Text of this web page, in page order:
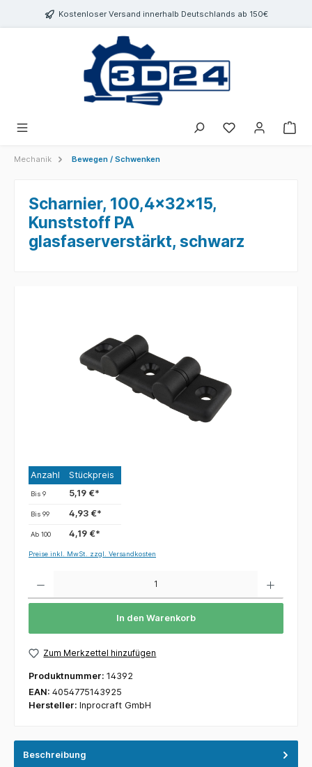
springenKostenloser Versand innerhalb Deutschlands ab 150€
Mechanik Bewegen / Schwenken
Scharnier, 100,4x32x15,
Kunststoff PA
glasfaserverstärkt, schwarz
Anzahl Stückpreis
Bis9 5,19 €*
Bis99 4,93 €*
Ab100 4,19 €*
Preise inkl. MwSt. zzgl. Versandkosten
In den Warenkorb
Zum Merkzettel hinzufügen
Produktnummer: 14392
EAN: 4054775143925
Hersteller: Inprocraft GmbH
Beschreibung